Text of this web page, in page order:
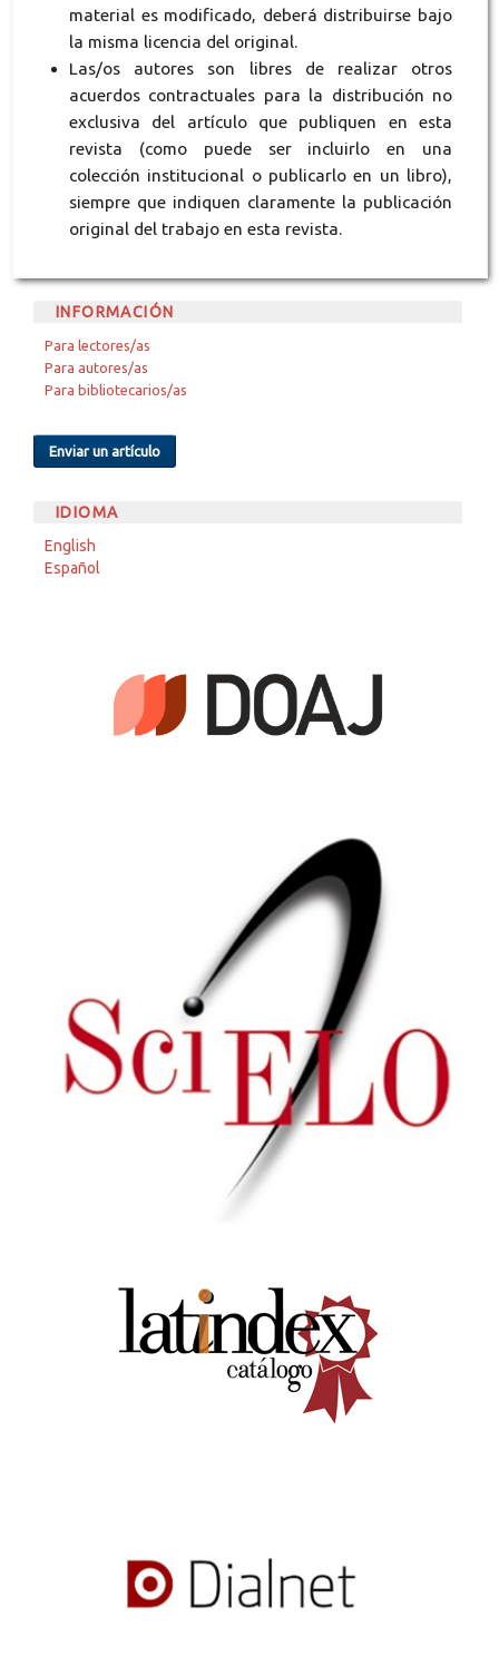
material es modificado, deberá distribuirse bajo
la misma licencia del original.
Las/os autores son libres de realizar otros
acuerdos contractuales para la distribución no
exclusiva del artículo que publiquen en esta
revista (como puede ser incluirlo en una
colección institucional o publicarlo en un libro),
siempre que indiquen claramente la publicación
original del trabajo en esta revista.
INFORMACIÓN
Para lectores/as
Para autores/as
Para bibliotecarios/as
Enviar un artículo
IDIOMA
English
Español